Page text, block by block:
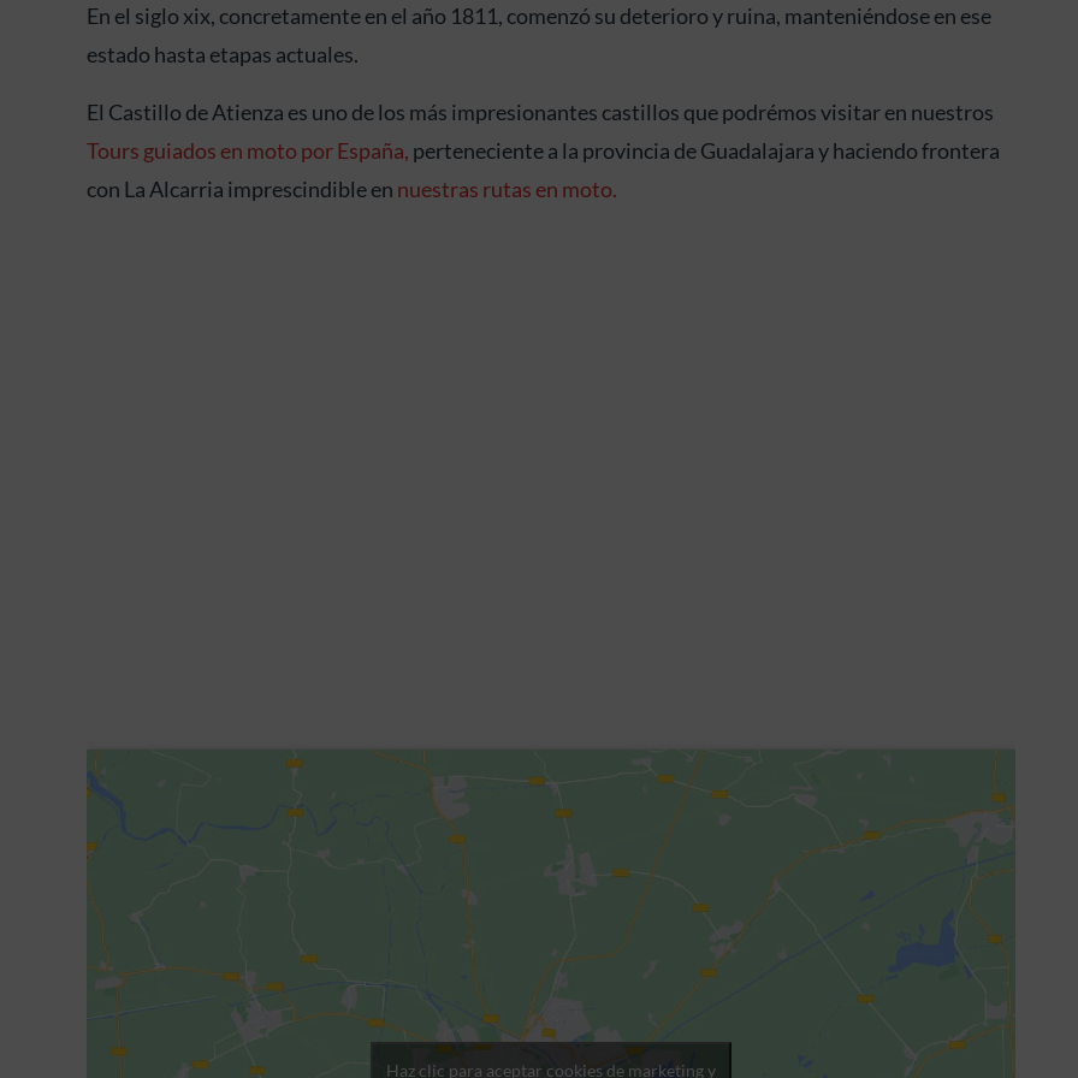
En el siglo xix, concretamente en el año 1811, comenzó su deterioro y ruina, manteniéndose en ese
estado hasta etapas actuales.
El Castillo de Atienza es uno de los más impresionantes castillos que podrémos visitar en nuestros
Tours guiados en moto por España, perteneciente a la provincia de Guadalajara y haciendo frontera
con La Alcarria imprescindible en nuestras rutas en moto.
Haz clic para aceptar cookies de marketing y